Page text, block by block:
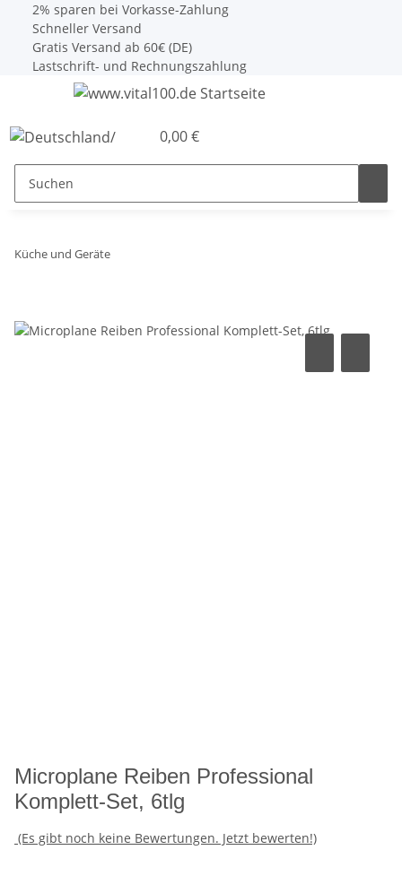
2% sparen bei Vorkasse-Zahlung
Schneller Versand
Gratis Versand ab 60€ (DE)
Lastschrift- und Rechnungszahlung
0,00 €
Küche und Geräte
Microplane Reiben Professional
Komplett-Set, 6tlg
(Es gibt noch keine Bewertungen. Jetzt bewerten!)